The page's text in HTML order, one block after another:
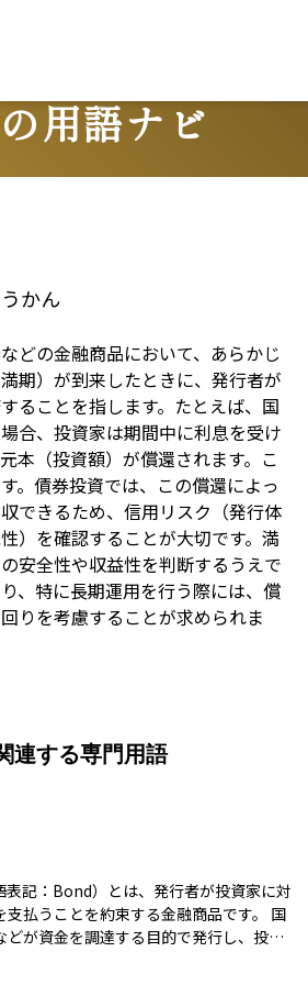
用語ナビ
かん
どの金融商品において、あらかじ
期）が到来したときに、発行者が
ることを指します。たとえば、国
合、投資家は期間中に利息を受け
本（投資額）が償還されます。こ
。債券投資では、この償還によっ
できるため、信用リスク（発行体
）を確認することが大切です。満
安全性や収益性を判断するうえで
、特に長期運用を行う際には、償
りを考慮することが求められま
連する専門用語
表記：Bond）とは、発行者が投資家に対
払うことを約束する金融商品です。 国
どが資金を調達する目的で発行し、投資